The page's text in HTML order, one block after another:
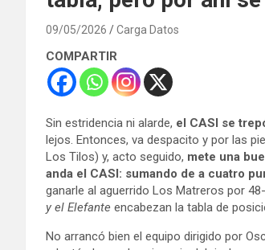
09/05/2026 Carga Datos
COMPARTIR
Sin estridencia ni alarde, el CASI se
lejos. Entonces, va despacito y por las
Los Tilos) y, acto seguido, mete una
anda el CASI: sumando de a cuatro
ganarle al aguerrido Los Matreros por
y el Elefante encabezan la tabla de
No arrancó bien el equipo dirigido por